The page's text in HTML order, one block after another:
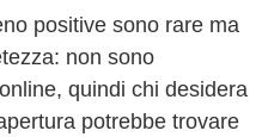
positive sono rare ma
non sono
quindi chi desidera
potrebbe trovare